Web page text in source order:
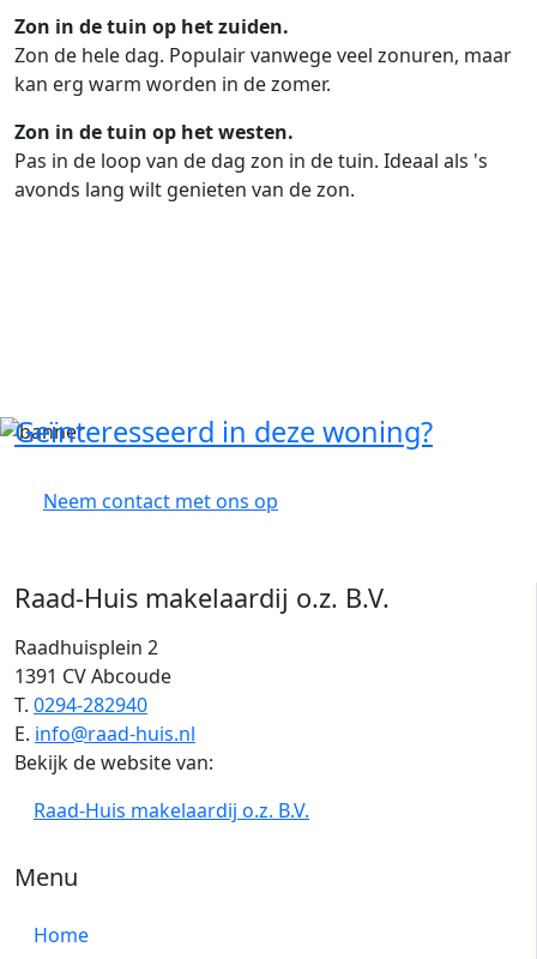
Zon in de tuin op het zuiden.
Zon de hele dag. Populair vanwege veel zonuren, maar
kan erg warm worden in de zomer.
Zon in de tuin op het westen.
Pas in de loop van de dag zon in de tuin. Ideaal als 's
avonds lang wilt genieten van de zon.
Geïnteresseerd in deze woning?
Neem contact met ons op
Raad-Huis makelaardij o.z. B.V.
Raadhuisplein 2
1391 CV Abcoude
T. 0294-282940
E. info@raad-huis.nl
Bekijk de website van:
Raad-Huis makelaardij o.z. B.V.
Menu
Home